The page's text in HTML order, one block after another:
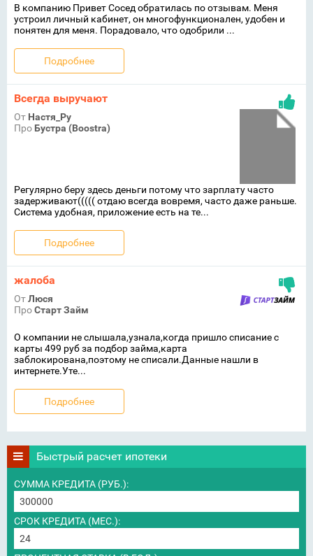
В компанию Привет Сосед обратилась по отзывам. Меня
устроил личный кабинет, он многофункционален, удобен и
понятен для меня. Порадовало, что одобрили ...
Подробнее
Всегда выручают
От Настя_Ру
Про Бустра (Boostra)
Регулярно беру здесь деньги потому что зарплату часто
задерживают((((( отдаю всегда вовремя, часто даже раньше.
Система удобная, приложение есть на те...
Подробнее
жалоба
ОтЛюся
ПроСтарт Займ
О компании не слышала,узнала,когда пришло списание с
карты 499 руб за подбор займа,карта
заблокирована,поэтому не списали.Данные нашли в
интернете.Уте...
Подробнее
Быстрый расчет ипотеки
СУММА КРЕДИТА (РУБ.):
СРОК КРЕДИТА (МЕС.):